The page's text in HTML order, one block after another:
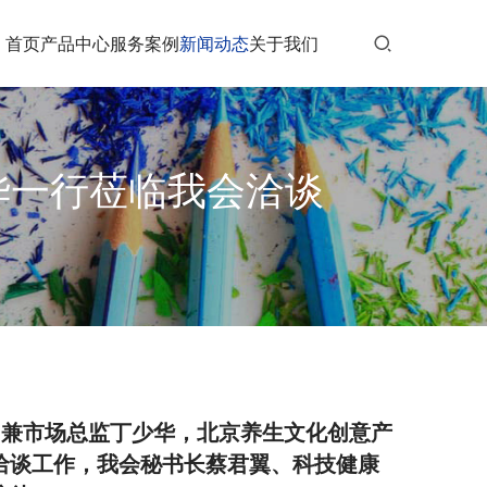
首页产品中心服务案例新闻动态关于我们
行莅临我会洽谈
市场总监丁少华，北京养生文化创意产
工作，我会秘书长蔡君翼、科技健康